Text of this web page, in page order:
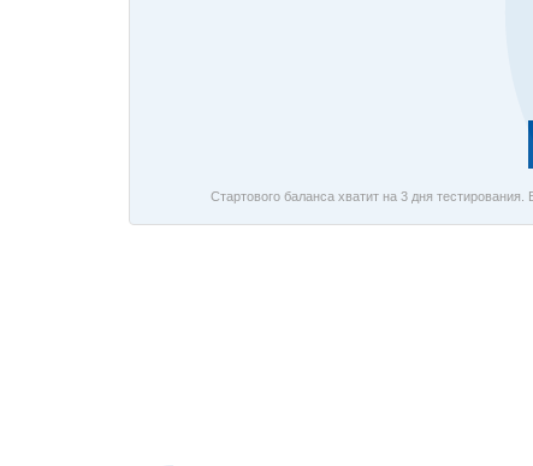
Стартового баланса хватит на 3 дня тестирования.